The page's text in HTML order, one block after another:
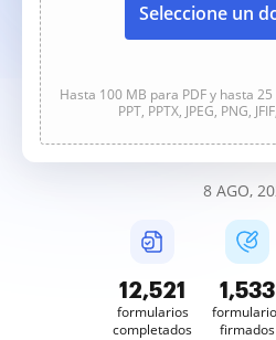
Seleccione un
Hasta 100 MB para PDF y hasta 25
PPT, PPTX, JPEG, PNG,
8 AGO,
12,522
formularios
completados
1,533
firmados